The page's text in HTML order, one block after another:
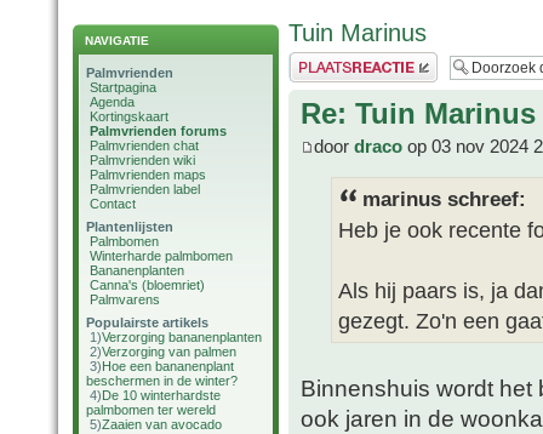
NAVIGATIE
Palmvrienden
Startpagina
Agenda
Kortingskaart
Palmvrienden forums
Palmvrienden chat
Palmvrienden wiki
Palmvrienden maps
Palmvrienden label
Contact
Plantenlijsten
Palmbomen
Winterharde palmbomen
Bananenplanten
Canna's (bloemriet)
Palmvarens
Populairste artikels
1)Verzorging bananenplanten
2)Verzorging van palmen
3)Hoe een bananenplant
beschermen in de winter?
4)De 10 winterhardste
palmbomen ter wereld
5)Zaaien van avocado
Tuin Marinus
Plaats een reactie
Re: Tuin Marinus
door draco op 03 nov 2024
marinus schreef:
Heb je ook recente
Als hij paars is, ja
gezegt. Zo'n een
Binnenshuis wordt het
ook jaren in de